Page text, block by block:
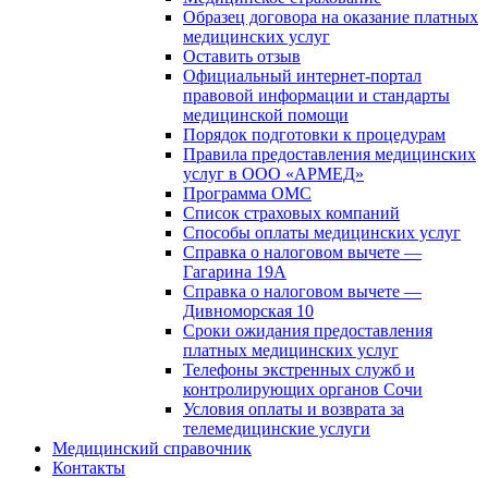
Образец договора на оказание платных
медицинских услуг
Оставить отзыв
Официальный интернет-портал
правовой информации и стандарты
медицинской помощи
Порядок подготовки к процедурам
Правила предоставления медицинских
услуг в ООО «АРМЕД»
Программа ОМС
Список страховых компаний
Способы оплаты медицинских услуг
Справка о налоговом вычете —
Гагарина 19А
Справка о налоговом вычете —
Дивноморская 10
Сроки ожидания предоставления
платных медицинских услуг
Телефоны экстренных служб и
контролирующих органов Сочи
Условия оплаты и возврата за
телемедицинские услуги
Медицинский справочник
Контакты